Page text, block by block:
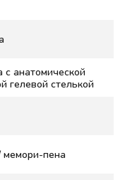
с анатомической
гелевой стелькой
мемори-пена